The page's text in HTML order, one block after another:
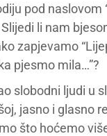
pod naslovom
li nam
zapjevamo
pjesmo mila…”?
slobodni ljudi u
jasno i glasno
što hoćemo